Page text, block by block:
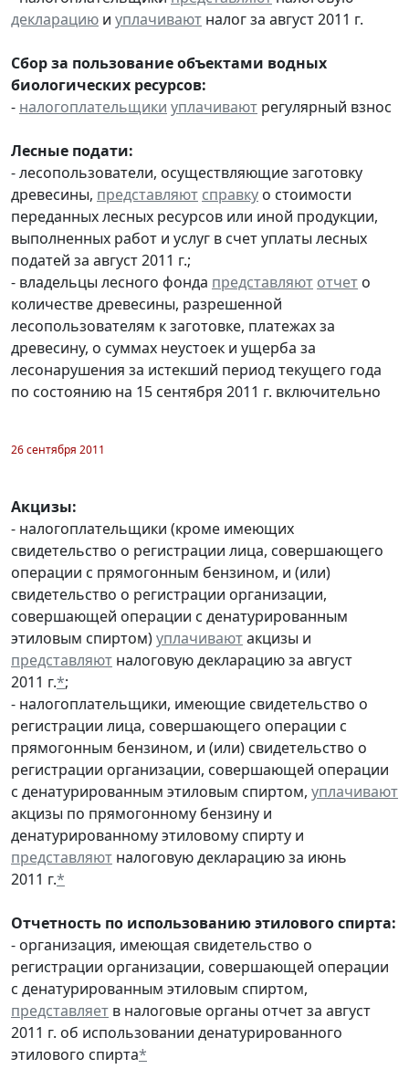
декларацию и уплачивают налог за август 2011 г.
Сбор за пользование объектами водных
биологических ресурсов:
- налогоплательщики уплачивают регулярный взнос
Лесные подати:
- лесопользователи, осуществляющие заготовку
древесины, представляют справку о стоимости
переданных лесных ресурсов или иной продукции,
выполненных работ и услуг в счет уплаты лесных
податей за август 2011 г.;
- владельцы лесного фонда представляют отчет о
количестве древесины, разрешенной
лесопользователям к заготовке, платежах за
древесину, о суммах неустоек и ущерба за
лесонарушения за истекший период текущего года
по состоянию на 15 сентября 2011 г. включительно
26 сентября 2011
Акцизы:
- налогоплательщики (кроме имеющих
свидетельство о регистрации лица, совершающего
операции с прямогонным бензином, и (или)
свидетельство о регистрации организации,
совершающей операции с денатурированным
этиловым спиртом)уплачиваютакцизы и
представляют налоговую декларацию за август
2011 г.*;
- налогоплательщики, имеющие свидетельство о
регистрации лица, совершающего операции с
прямогонным бензином, и (или) свидетельство о
регистрации организации, совершающей операции
с денатурированным этиловым спиртом, уплачивают
акцизы по прямогонному бензину и
денатурированному этиловому спирту и
представляют налоговую декларацию за июнь
2011 г.*
Отчетность по использованию этилового спирта:
- организация, имеющая свидетельство о
регистрации организации, совершающей операции
с денатурированным этиловым спиртом,
представляет в налоговые органы отчет за август
2011 г. об использовании денатурированного
этилового спирта*